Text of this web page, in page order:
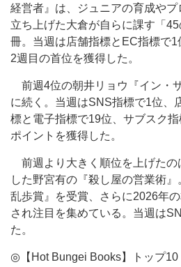
経営者』は、ジュニアの育成や
立ち上げた大倉が自らに課す「
冊。当週は店舗指標とEC指標で1
2週目の首位を獲得した。
前週4位の朝井リョウ『イン・
に続く。当週はSNS指標で1位、
標と電子指標で19位、サブスク
ポイントを獲得した。
前週より大きく順位を上げたの
した野宮有の『殺し屋の営業術』
乱歩賞』を受賞、さらに2026年
され注目を集めている。当週は
た。
◎【Hot Bungei Books】トップ10